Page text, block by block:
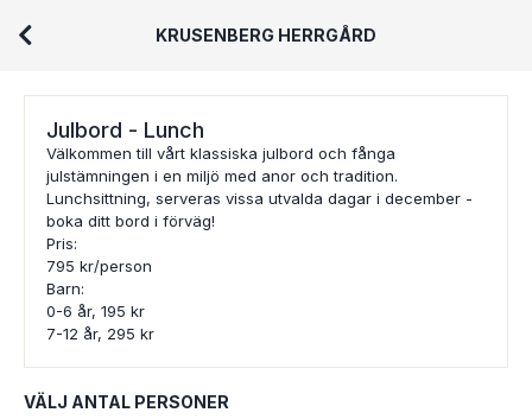
KRUSENBERG HERRGÅRD
Julbord - Lunch
Välkommen till vårt klassiska julbord och fånga
julstämningen i en miljö med anor och tradition.
Lunchsittning, serveras vissa utvalda dagar i december -
boka ditt bord i förväg!
Pris:
795 kr/person
Barn:
0-6 år, 195 kr
7-12 år, 295 kr
VÄLJ ANTAL PERSONER